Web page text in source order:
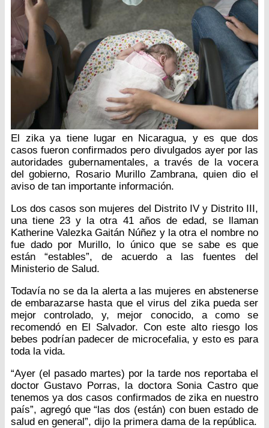
El zika ya tiene lugar en Nicaragua, y es que dos
casos fueron confirmados pero divulgados ayer por las
autoridades gubernamentales, a través de la vocera
del gobierno, Rosario Murillo Zambrana, quien dio el
aviso de tan importante información.
Los dos casos son mujeres del Distrito IV y Distrito III,
una tiene 23 y la otra 41 años de edad, se llaman
Katherine Valezka Gaitán Núñez y la otra el nombre no
fue dado por Murillo, lo único que se sabe es que
están “estables”, de acuerdo a las fuentes del
Ministerio de Salud.
Todavía no se da la alerta a las mujeres en abstenerse
de embarazarse hasta que el virus del zika pueda ser
mejor controlado, y, mejor conocido, a como se
recomendó en El Salvador. Con este alto riesgo los
bebes podrían padecer de microcefalia, y esto es para
toda la vida.
“Ayer (el pasado martes) por la tarde nos reportaba el
doctor Gustavo Porras, la doctora Sonia Castro que
tenemos ya dos casos confirmados de zika en nuestro
país”, agregó que “las dos (están) con buen estado de
salud en general”, dijo la primera dama de la república.